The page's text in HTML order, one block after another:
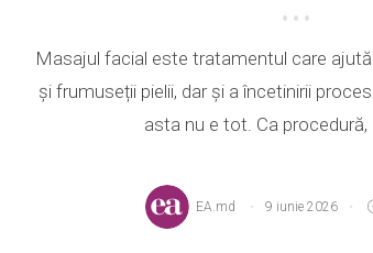
Masajul facial este tratamentul care
și frumuseții pielii, dar și a încetinirii
asta nu e tot. Ca procedură,
EA.md 9 iunie 2026